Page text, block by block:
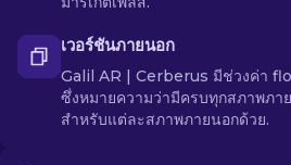
เวอร์ชันภายนอก
Galil AR | Cerberus มีช่วงค่า
ซึ่งหมายความว่ามีครบทุกสภาพภา
สำหรับแต่ละสภาพภายนอกด้วย.